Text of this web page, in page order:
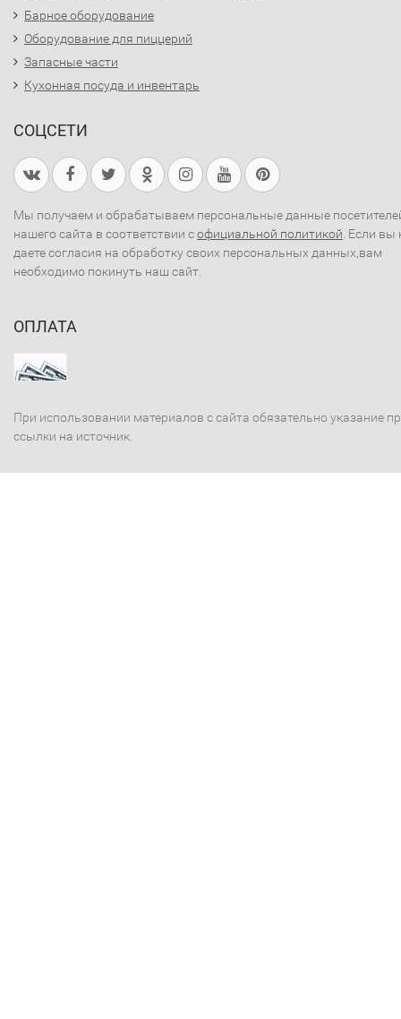
Барное оборудование
Оборудование для пиццерий
Запасные части
Кухонная посуда и инвентарь
СОЦСЕТИ
Мы получаем и обрабатываем персональные данные
нашего сайта в соответствии софициальной политикой . Если вы
даете согласия на обработку своих персональных данных,вам
необходимо покинуть наш сайт.
ОПЛАТА
При использовании материалов с сайта обязательно указание
ссылки на источник.